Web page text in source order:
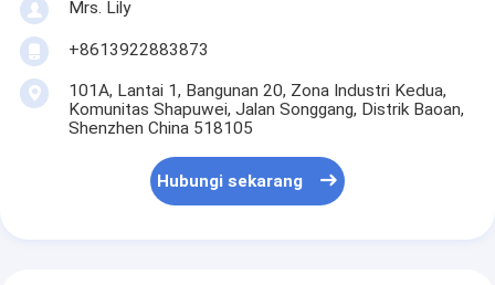
Mrs. Lily
+8613922883873
101A, Lantai 1, Bangunan 20, Zona Industri Kedua,
Komunitas Shapuwei, Jalan Songgang, Distrik Baoan,
Shenzhen China 518105
Hubungi sekarang